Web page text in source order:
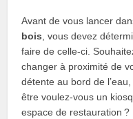
Avant de vous lancer
bois, vous devez
faire de celle-ci.
changer à proximité de
détente au bord de
être voulez-vous un
espace de restauration